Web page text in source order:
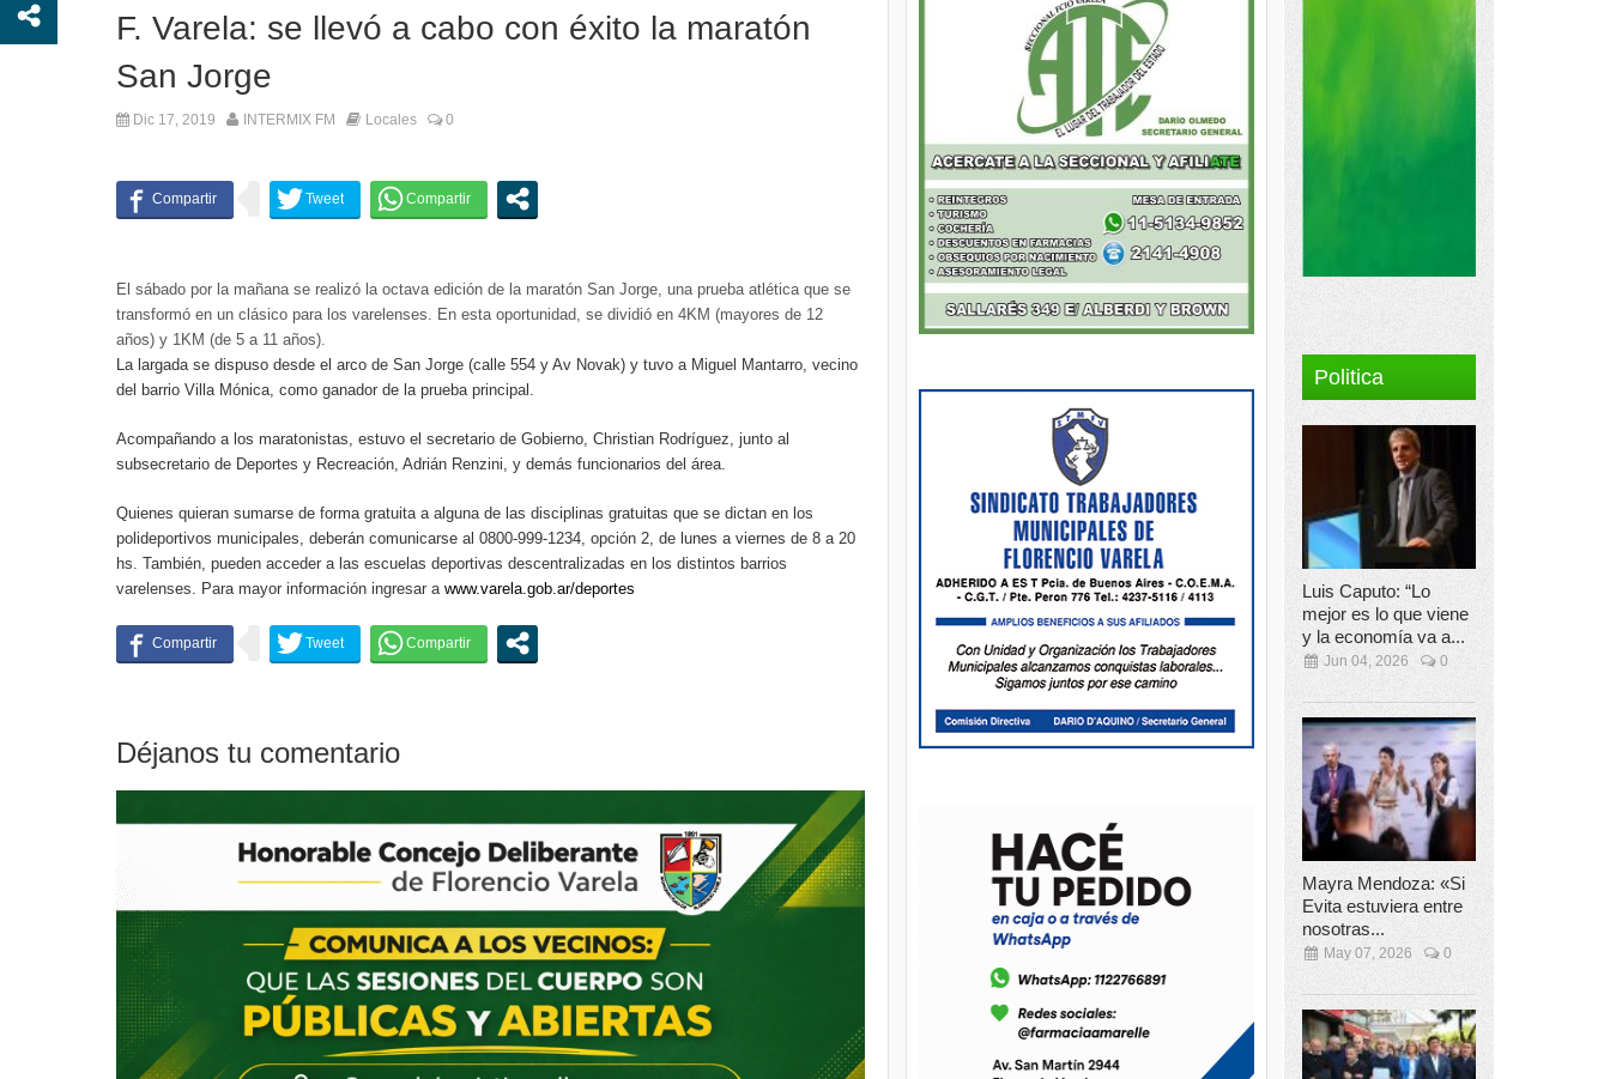
F. Varela: se llevó a cabo con éxito la maratón
San Jorge
Dic 17, 2019 INTERMIX FM Locales 0
El sábado por la mañana se realizó la octava edición de la maratón San Jorge, una prueba atlética que se
transformó en un clásico para los varelenses. En esta oportunidad, se dividió en 4KM (mayores de 12
años) y 1KM (de 5 a 11 años).
La largada se dispuso desde el arco de San Jorge (calle 554 y Av Novak) y tuvo a Miguel Mantarro, vecino
del barrio Villa Mónica, como ganador de la prueba principal.
Acompañando a los maratonistas, estuvo el secretario de Gobierno, Christian Rodríguez, junto al
subsecretario de Deportes y Recreación, Adrián Renzini, y demás funcionarios del área.
Quienes quieran sumarse de forma gratuita a alguna de las disciplinas gratuitas que se dictan en los
polideportivos municipales, deberán comunicarse al 0800-999-1234, opción 2, de lunes a viernes de 8 a 20
hs. También, pueden acceder a las escuelas deportivas descentralizadas en los distintos barrios
varelenses. Para mayor información ingresar a www.varela.gob.ar/deportes
Déjanos tu comentario
Politica
Luis Caputo: “Lo
mejor es lo que viene
y la economía va a...
Jun 04, 2026 0
Mayra Mendoza: «Si
Evita estuviera entre
nosotras...
May 07, 2026 0